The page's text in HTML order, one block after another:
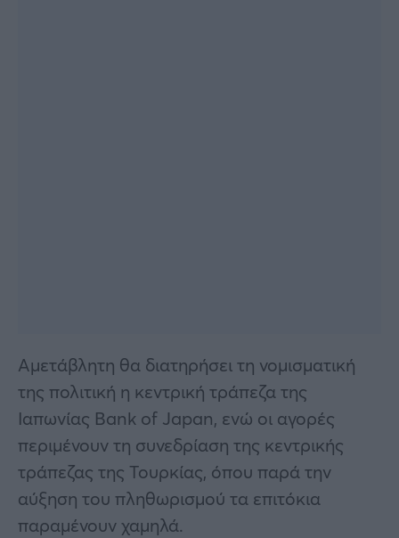
Αμετάβλητη θα διατηρήσει τη νομισματική
της πολιτική η κεντρική τράπεζα της
Ιαπωνίας Bank of Japan, ενώ οι αγορές
περιμένουν τη συνεδρίαση της κεντρικής
τράπεζας της Τουρκίας, όπου παρά την
αύξηση του πληθωρισμού τα επιτόκια
παραμένουν χαμηλά.